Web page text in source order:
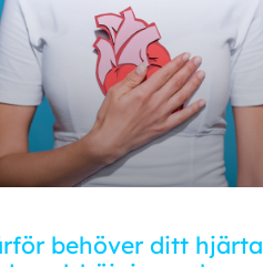
behöver ditt hjärta